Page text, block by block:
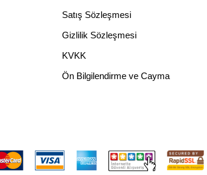
Satış Sözleşmesi
Gizlilik Sözleşmesi
KVKK
Ön Bilgilendirme ve Cayma